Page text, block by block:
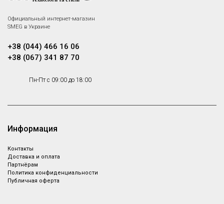
Официальный интернет-магазин
SMEG в Украине
+38 (044) 466 16 06
+38 (067) 341 87 70
Пн-Пт с 09:00 до 18:00
Информация
Контакты
Доставка и оплата
Партнёрам
Политика конфиденциальности
Публичная оферта